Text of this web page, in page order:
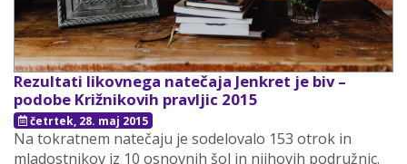
Rezultati likovnega natečaja Jenkret je biv –
podobe Križnikovih pravljic 2015
četrtek, 28. maj 2015
Na tokratnem natečaju je sodelovalo 153 otrok in
mladostnikov iz 10 osnovnih šol in njihovih podružnic.